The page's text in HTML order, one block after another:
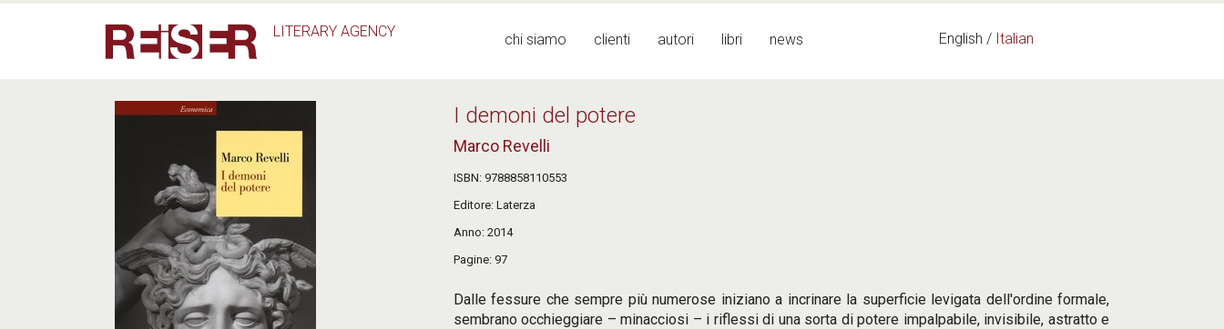
LITERARY AGENCY
Menu principale
chi siamo clienti autori libri news English Italian
I demoni del potere
Marco Revelli
ISBN 9788858110553
Editore Laterza
Anno 2014
Pagine 97
Dalle fessure che sempre più numerose iniziano a incrinare la superficie levigata dell'ordine formale,
sembrano occhieggiare – minacciosi – i riflessi di una sorta di potere impalpabile, invisibile, astratto e